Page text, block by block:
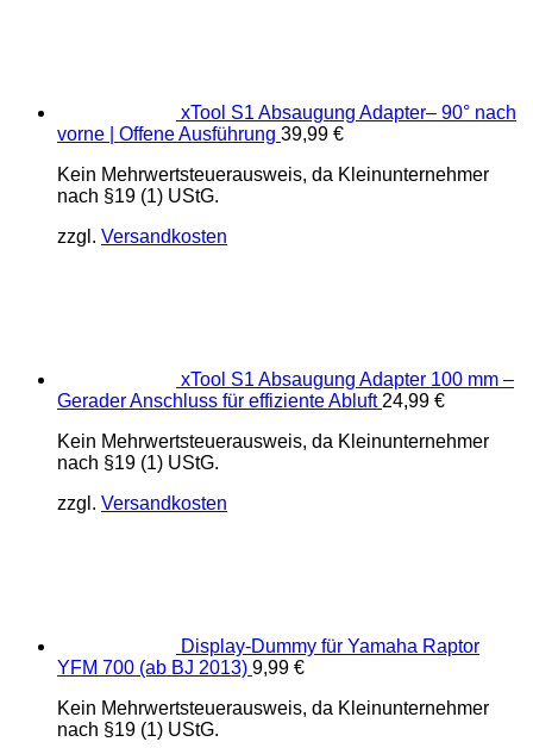
xTool S1 Absaugung Adapter– 90° nach
vorne | Offene Ausführung 39,99 €
Kein Mehrwertsteuerausweis, da Kleinunternehmer
nach §19 (1) UStG.
zzgl. Versandkosten
xTool S1 Absaugung Adapter 100 mm –
Gerader Anschluss für effiziente Abluft 24,99 €
Kein Mehrwertsteuerausweis, da Kleinunternehmer
nach §19 (1) UStG.
zzgl. Versandkosten
Display-Dummy für Yamaha Raptor
YFM 700 (ab BJ 2013) 9,99 €
Kein Mehrwertsteuerausweis, da Kleinunternehmer
nach §19 (1) UStG.